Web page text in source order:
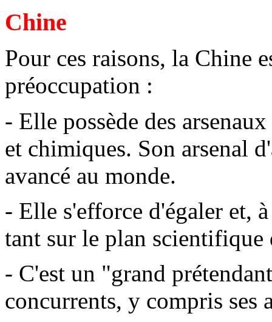
Chine
Pour ces raisons, la Chine
préoccupation :
- Elle possède des
et chimiques. Son arsenal
avancé au monde.
- Elle s'efforce d'égaler et,
tant sur le plan scientifique
- C'est un "grand
concurrents, y compris ses